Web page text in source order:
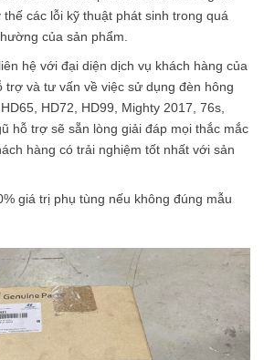
các lỗi kỹ thuật phát sinh trong quá
của sản phẩm.
hệ với đại diện dịch vụ khách hàng của
trợ và tư vấn về việc sử dụng đèn hông
HD72, HD99, Mighty 2017, 76s,
hỗ trợ sẽ sẵn lòng giải đáp mọi thắc mắc
hàng có trải nghiệm tốt nhất với sản
giá trị phụ tùng nếu không đúng mẫu